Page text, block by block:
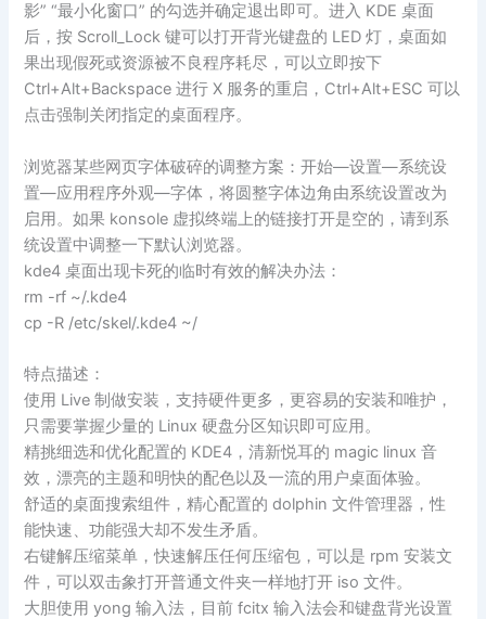
影” “最小化窗口” 的勾选并确定退出即可。进入 KDE 桌面
后，按 Scroll_Lock 键可以打开背光键盘的 LED 灯，桌面如
果出现假死或资源被不良程序耗尽，可以立即按下
Ctrl+Alt+Backspace 进行 X 服务的重启，Ctrl+Alt+ESC 可以
点击强制关闭指定的桌面程序。
浏览器某些网页字体破碎的调整方案：开始—设置—系统设
置—应用程序外观—字体，将圆整字体边角由系统设置改为
启用。如果 konsole 虚拟终端上的链接打开是空的，请到系
统设置中调整一下默认浏览器。
kde4 桌面出现卡死的临时有效的解决办法：
rm -rf ~/.kde4
cp -R /etc/skel/.kde4 ~/
特点描述：
使用 Live 制做安装，支持硬件更多，更容易的安装和唯护，
只需要掌握少量的 Linux 硬盘分区知识即可应用。
精挑细选和优化配置的 KDE4，清新悦耳的 magic linux 音
效，漂亮的主题和明快的配色以及一流的用户桌面体验。
舒适的桌面搜索组件，精心配置的 dolphin 文件管理器，性
能快速、功能强大却不发生矛盾。
右键解压缩菜单，快速解压任何压缩包，可以是 rpm 安装文
件，可以双击象打开普通文件夹一样地打开 iso 文件。
大胆使用 yong 输入法，目前 fcitx 输入法会和键盘背光设置